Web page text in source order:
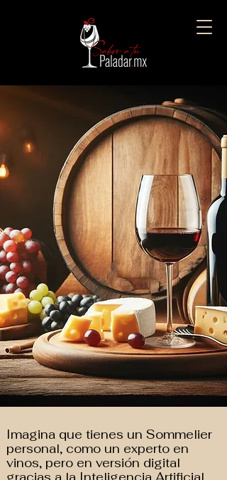
Imagina que tienes un Sommelier
personal, como un experto en
vinos, pero en versión digital